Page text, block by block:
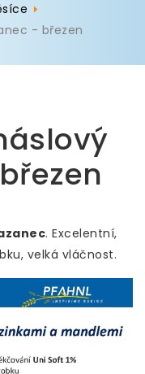
- březen
. Excelentní,
velká vláčnost.